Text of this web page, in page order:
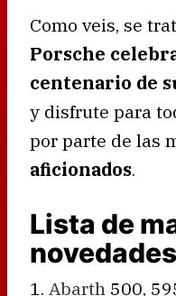
Como veis, se
Porsche
centenario de
y disfrute para
por parte de las
aficionados.
Lista de
novedades
1. Abarth 500,